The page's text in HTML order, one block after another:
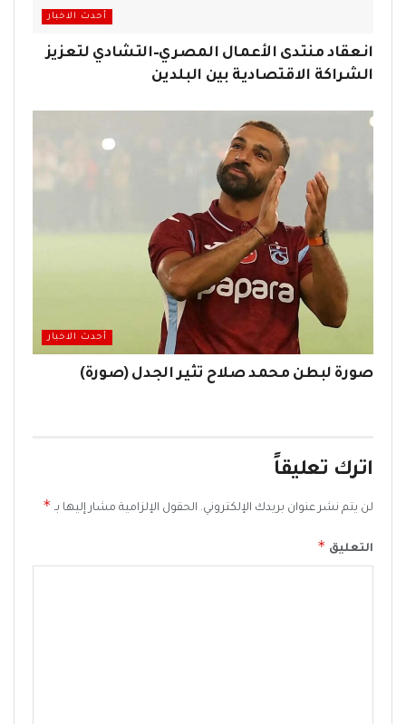
أحدث الاخبار
انعقاد منتدى الأعمال المصري–التشادي لتعزيز
الشراكة الاقتصادية بين البلدين
أحدث الاخبار
صورة لبطن محمد صلاح تثير الجدل (صورة)
اترك تعليقاً
لن يتم نشر عنوان بريدك الإلكتروني. الحقول الإلزامية مشار إليها بـ *
التعليق *